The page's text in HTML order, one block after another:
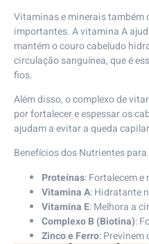
Vitaminas e minerais também
importantes. A vitamina A
mantém o couro cabeludo
circulação sanguínea, que é
fios.
Além disso, o complexo de
por fortalecer e espessar os
ajudam a evitar a queda
Benefícios dos Nutrientes para
Proteínas: Fortalecem
Vitamina A: Hidratante
Vitamina E: Melhora a
Complexo B (Biotina):
Zinco e Ferro: Previnem